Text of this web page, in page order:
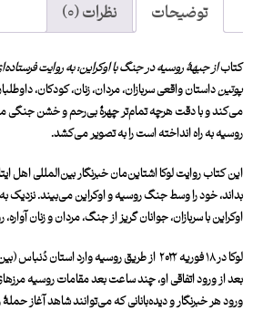
توضیحات نظرات (۰)
کتاباز جبهۀ روسیه در جنگ با اوکراین: به روایت
پوتینداستان واقعی سربازان،‌ مردان، زنان، کودکان،
می‌کند و با دقت هرچه تمام‌تر چهرۀ بی‌رحم و خشن جنگی
روسیه به راه انداخته است را بهتصویر می‌کشد.
این کتاب روایت لوکا اشتاین‌مان خبرنگار بین‌المللی اهل
بداند، خود را وسط جنگ روسیه و اوکراین می‌بیند.
اوکراین با سربازان، جوانان گریز از جنگ، مردان و زنان
لوکا در ۱۸ فوریه ۲۰۲۲ از طریق رو
سیه وارد استان دُنباس
بعد از ورود اتفاقی او، چند ساعت بعد مقامات روسیه
ورود هر خبرنگار و دیده‌بانانی که می‌توانند شاهد آغاز